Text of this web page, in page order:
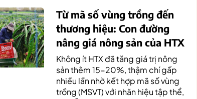
Từ mã số vùng trồng đến
thương hiệu: Con đường
nâng giá nông sản của HTX
Không ít HTX đã tăng giá trị nông
sản thêm 15-20%, thậm chí gấp
nhiều lần nhờ kết hợp mã số vùng
trồng (MSVT) với nhãn hiệu tập thể,